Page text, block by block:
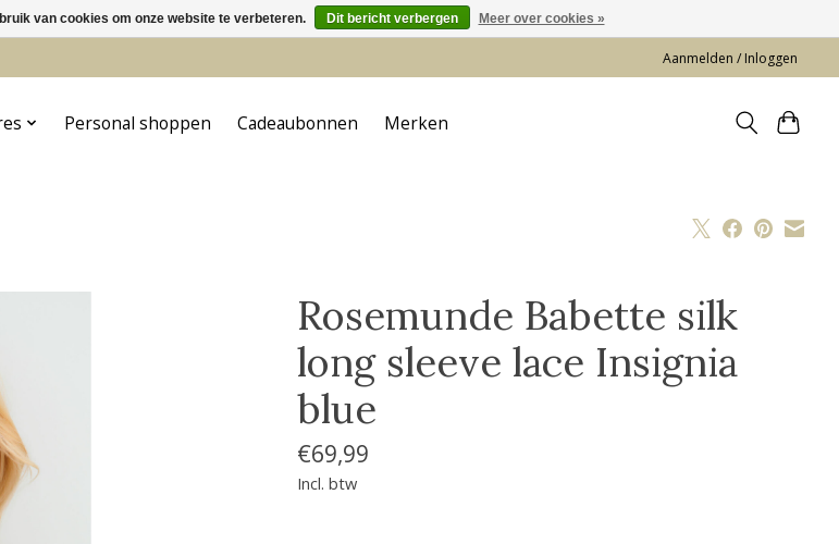
Aanmelden / Inloggen
Personal shoppen Cadeaubonnen Merken
Rosemunde Babette silk
long sleeve lace Insignia
blue
€69,99
Incl. btw
van cookies om onze website te verbeteren. Dit bericht verbergen Meer over cookies »